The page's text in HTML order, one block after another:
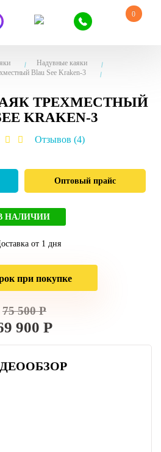
0
Надувные каяки
Blau See Kraken-3
ТРЕХМЕСТНЫЙ
KRAKEN-3
Отзывов (4)
Оптовый прайс
НАЛИЧИИ
от 1 дня
при покупке
75 500 Р
900 Р